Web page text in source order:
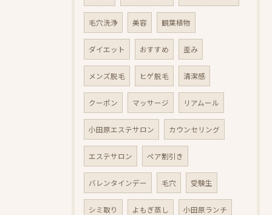
毛穴洗浄 美容 観葉植物
ダイエット おすすめ 歪み
メンズ脱毛 ヒゲ脱毛 清潔感
クーポン マッサージ リアムール
小田原エステサロン カウンセリング
エステサロン ペア割引き
バレンタインデー 毛穴 受験生
シミ取り よもぎ蒸し 小田原ランチ